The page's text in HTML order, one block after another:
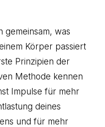
gemeinsam, was
Körper passiert
Prinzipien der
Methode kennen
Impulse für mehr
deines
und für mehr